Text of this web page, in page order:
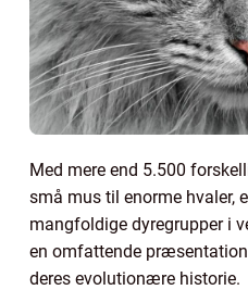
Med mere end 5.500
små mus til enorme hvaler,
mangfoldige dyregrupper i
en omfattende
deres evolutionære historie.